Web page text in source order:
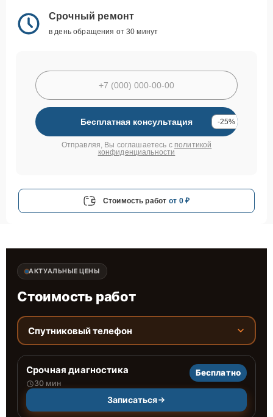
Срочный ремонт
в день обращения от 30 минут
Бесплатная консультация -25%
Отправляя, Вы соглашаетесь с политикой
конфиденциальности
Стоимость работ от 0 ₽
АКТУАЛЬНЫЕ ЦЕНЫ
Стоимость работ
Спутниковый телефон
Срочная диагностика
30 мин
Бесплатно
Записаться